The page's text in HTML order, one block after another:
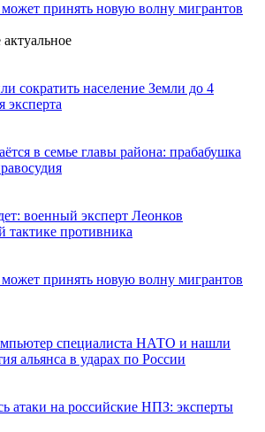
может принять новую волну мигрантов
сократить население Земли до 4
эксперта
в семье главы района: прабабушка
военный эксперт Леонков
тактике противника
может принять новую волну мигрантов
специалиста НАТО и нашли
альянса в ударах по России
атаки на российские НПЗ: эксперты